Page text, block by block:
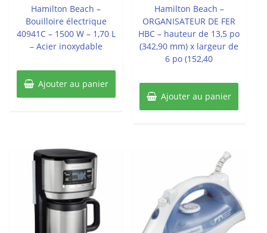
Hamilton Beach –
Bouilloire électrique
40941C – 1500 W – 1,70 L
– Acier inoxydable
Ajouter au panier
Hamilton Beach –
ORGANISATEUR DE FER
HBC – hauteur de 13,5 po
(342,90 mm) x largeur de
6 po (152,40
Ajouter au panier